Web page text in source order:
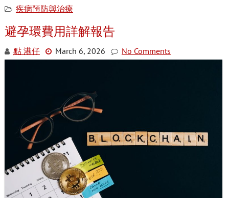
疾病預防與治療
避孕環費用詳解報告
點 港仔 March 6, 2026 No Comments